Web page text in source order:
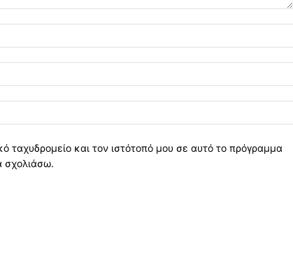
ταχυδρομείο και τον ιστότοπό μου σε αυτό το πρόγραμμα
σχολιάσω.